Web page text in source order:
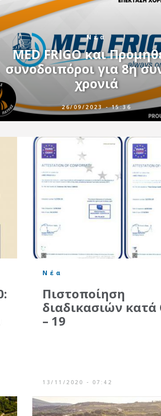
Νέα
MED FRIGO και
συνοδοιπόροι για 8η
χρονιά
26/09/2023 - 15:36
Νέα
Πιστοποίηση
διαδικασιών κατά
– 19
13/11/2020 - 07:42